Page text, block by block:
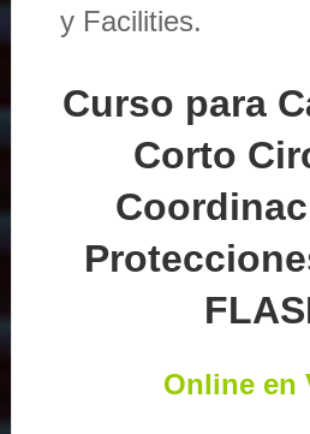
y Facilities.
Curso para
Corto
Online en